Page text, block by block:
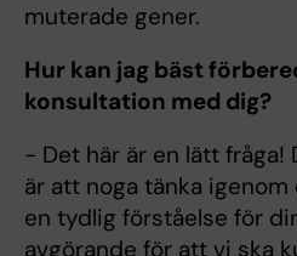
muterade gener.
Hur kan jag bäst
konsultation med dig?
- Det här är en lätt
är att noga tänka
en tydlig förståelse för
avgörande för att vi ska